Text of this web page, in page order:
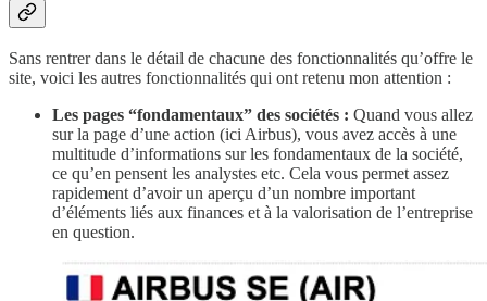
Sans rentrer dans le détail de chacune des fonctionnalités qu’offre le
site, voici les autres fonctionnalités qui ont retenu mon attention :
Les pages “fondamentaux” des sociétés : Quand vous allez
sur la page d’une action (ici Airbus), vous avez accès à une
multitude d’informations sur les fondamentaux de la société,
ce qu’en pensent les analystes etc. Cela vous permet assez
rapidement d’avoir un aperçu d’un nombre important
d’éléments liés aux finances et à la valorisation de l’entreprise
en question.